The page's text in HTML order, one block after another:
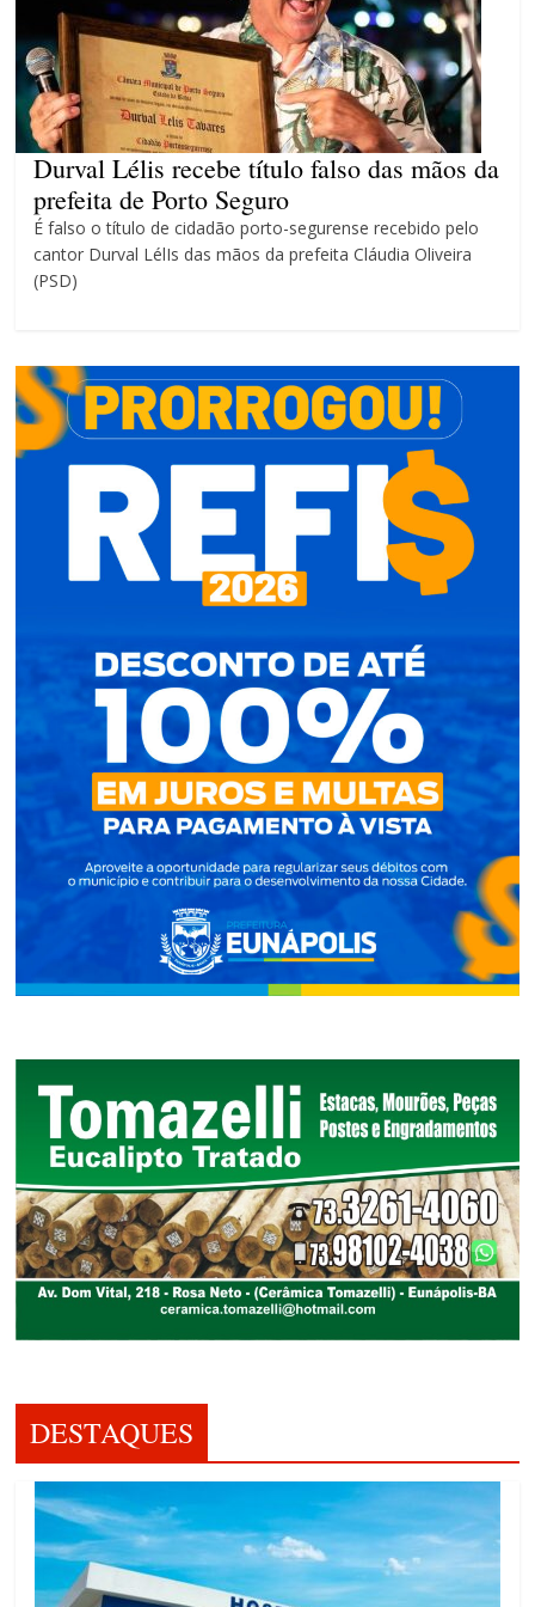
O patrimônio dos candidatos
CNJ acaba com aposentadoria
compulsória como punição
máxima para magistrados
Durval Lélis recebe título falso das mãos da
prefeita de Porto Seguro
É falso o título de cidadão porto-segurense recebido pelo
cantor Durval LélIs das mãos da prefeita Cláudia Oliveira
(PSD)
DESTAQUES